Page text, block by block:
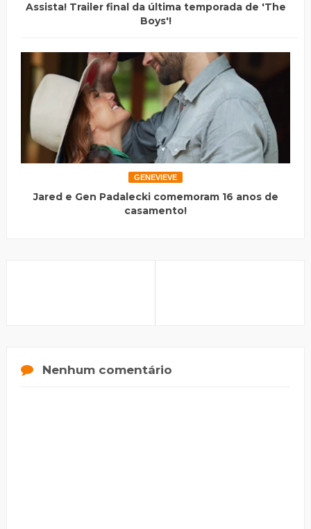
Assista! Trailer final da última temporada de 'The
Boys'!
GENEVIEVE
Jared e Gen Padalecki comemoram 16 anos de
casamento!
Nenhum comentário